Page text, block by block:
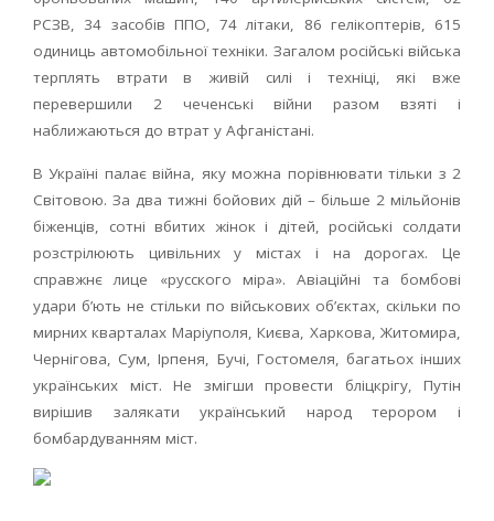
РСЗВ, 34 засобів ППО, 74 літаки, 86 гелікоптерів, 615
одиниць автомобільної техніки. Загалом російські війська
терплять втрати в живій силі і техніці, які вже
перевершили 2 чеченські війни разом взяті і
наближаються до втрат у Афганістані.
В Україні палає війна, яку можна порівнювати тільки з 2
Світовою. За два тижні бойових дій – більше 2 мільйонів
біженців, сотні вбитих жінок і дітей, російські солдати
розстрілюють цивільних у містах і на дорогах. Це
справжнє лице «русского міра». Авіаційні та бомбові
удари б’ють не стільки по військових об’єктах, скільки по
мирних кварталах Маріуполя, Києва, Харкова, Житомира,
Чернігова, Сум, Ірпеня, Бучі, Гостомеля, багатьох інших
українських міст. Не змігши провести бліцкрігу, Путін
вирішив залякати український народ терором і
бомбардуванням міст.